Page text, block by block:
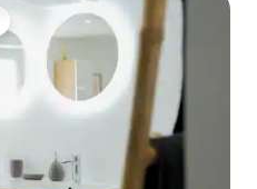
plus appréciés